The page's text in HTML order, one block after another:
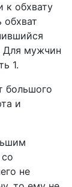
к обхвату
Для мужчин
1.
не